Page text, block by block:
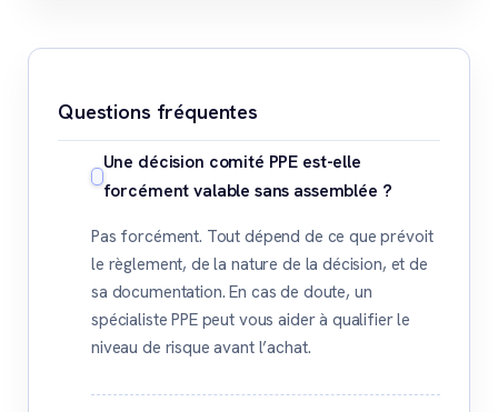
Questions fréquentes
Une décision comité PPE est-elle
forcément valable sans assemblée ?
Pas forcément. Tout dépend de ce que prévoit
le règlement, de la nature de la décision, et de
sa documentation. En cas de doute, un
spécialiste PPE peut vous aider à qualifier le
niveau de risque avant l’achat.